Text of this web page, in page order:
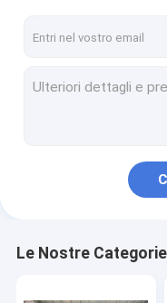
Gru a cavalletto dei
Gru della gru della
Le Nostre Categorie